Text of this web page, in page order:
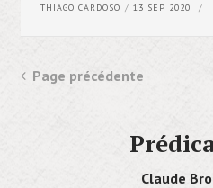
THIAGO CARDOSO 13 SEP 2020
Page précédente
Claude